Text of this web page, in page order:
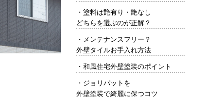
・ 塗料は艶有り・艶なし
どちらを選ぶのが正解？
・ メンテナンスフリー？
外壁タイルお手入れ方法
・ 和風住宅外壁塗装のポイント
・ ジョリパットを
外壁塗装で綺麗に保つコツ